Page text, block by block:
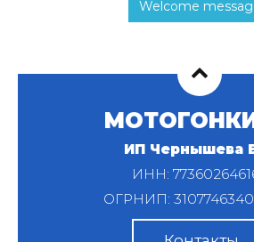
Welcome
ИП Чернышева
ИНН:
ОГРНИП: